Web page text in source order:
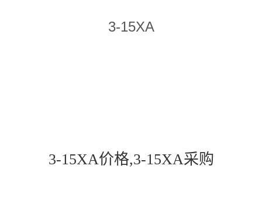
3-15XA
3-15XA价格,3-15XA采购